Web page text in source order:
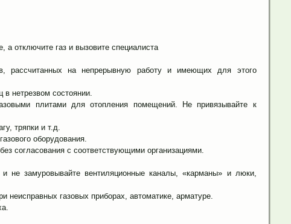
а отключите газ и вызовите специалиста
рассчитанных на непрерывную работу и имеющих для этого
в нетрезвом состоянии.
плитами для отопления помещений. Не привязывайте к
тряпки и т.д.
оборудования.
согласования с соответствующими организациями.
не замуровывайте вентиляционные каналы, «карманы» и люки,
неисправных газовых приборах, автоматике, арматуре.